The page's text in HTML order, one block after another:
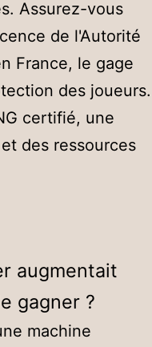
Assurez-vous
de l'Autorité
France, le gage
des joueurs.
certifié, une
des ressources
augmentait
gagner ?
machine